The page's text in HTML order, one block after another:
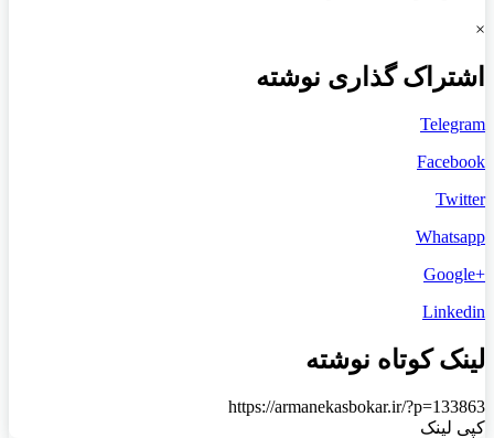
×
اشتراک گذاری نوشته
Telegram
Facebook
Twitter
Whatsapp
+Google
Linkedin
لینک کوتاه نوشته
https://armanekasbokar.ir/?p=133863
کپی لینک